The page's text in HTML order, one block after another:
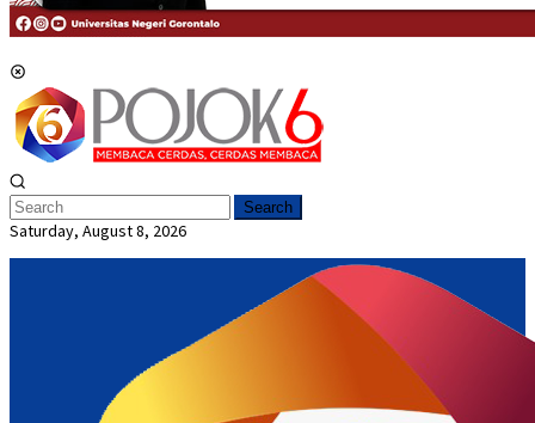
Search
Saturday, August 8, 2026